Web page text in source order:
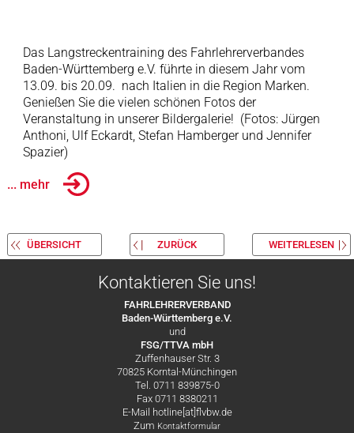
Das Langstreckentraining des Fahrlehrerverbandes
Baden-Württemberg e.V. führte in diesem Jahr vom
13.09. bis 20.09. nach Italien in die Region Marken.
Genießen Sie die vielen schönen Fotos der
Veranstaltung in unserer Bildergalerie! (Fotos: Jürgen
Anthoni, Ulf Eckardt, Stefan Hamberger und Jennifer
Spazier)
... mehr
ÜBERSICHT ZURÜCK WEITERLESEN
Kontaktieren Sie uns!
FAHRLEHRERVERBAND
Baden-Württemberg e.V.
und
FSG/TTVA mbH
Zuffenhauser Str. 3
70825 Korntal-Münchingen
Tel. 0711 839875-0
Fax 0711 8380211
E-Mail hotline[at]flvbw.de
Zum Kontaktformular